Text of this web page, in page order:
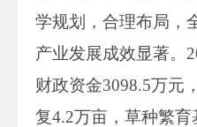
学规划，合理布局，
产业发展成效显著。
财政资金3098.5万元
复4.2万亩，草种繁